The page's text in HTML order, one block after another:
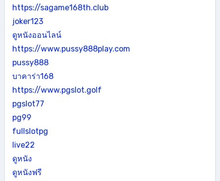
https://sagame168th.club
joker123
ดูหนังออนไลน์
https://www.pussy888play.com
pussy888
บาคาร่า168
https://www.pgslot.golf
pgslot77
pg99
fullslotpg
live22
ดูหนัง
ดูหนังฟรี